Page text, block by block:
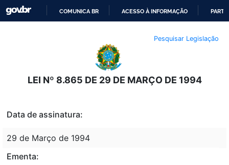
O
CONTEÚDO
COMUNICA BR ACESSO À INFORMAÇÃO
Pesquisar Legislação
LEI Nº 8.865 DE 29 DE MARÇO DE 1994
Data de assinatura:
29 de Março de 1994
Ementa: